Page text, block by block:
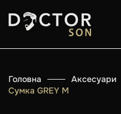
Головна Аксесуари
Сумка GREY M